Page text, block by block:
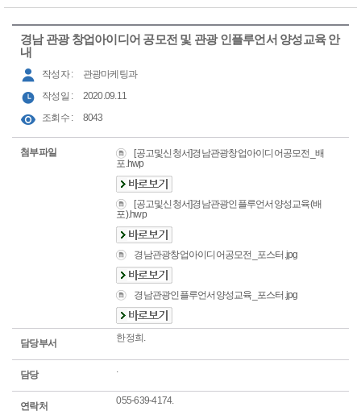
경남 관광 창업아이디어 공모전 및 관광 인플루언서 양성교육 안
내
작성자 : 관광마케팅과
작성일 : 2020.09.11
조회수 : 8043
첨부파일
[공고및신청서]경남관광창업아이디어공모전_배
포.hwp
[공고및신청서]경남관광인플루언서양성교육(배
포).hwp
경남관광창업아이디어공모전_포스터.jpg
경남관광인플루언서양성교육_포스터.jpg
담당부서
한정희.
담당
.
연락처
055-639-4174.